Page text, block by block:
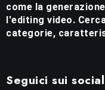
come la
l'editing video.
categorie,
Seguici sui social